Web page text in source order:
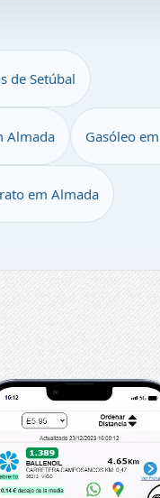
de Setúbal
Almada Gasóleo
em Almada